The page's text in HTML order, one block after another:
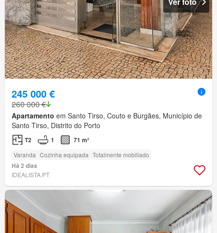
245 000 €
260 000 €
Apartamento em Santo Tirso, Couto e Burgães, Município de
Santo Tirso, Distrito do Porto
T2 1 71 m²
Varanda Cozinha equipada Totalmente mobiliado
Há 2 dias
IDEALISTA.PT